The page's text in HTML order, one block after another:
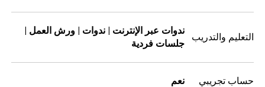
التعليم والتدريب
ندوات عبر الإنترنت | ندوات | ورش العمل |
جلسات فردية
حساب تجريبي نعم